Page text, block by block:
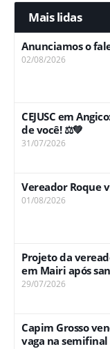
Mais lidas
Anunciamos o
02/08/2026
CEJUSC em
de você! ⚖️💚
31/07/2026
Vereador Roque
01/08/2026
Projeto da
em Mairi após
29/07/2026
Capim Grosso
vaga na semifinal